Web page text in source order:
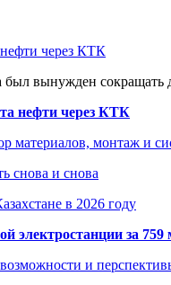
нефти через КТК
был вынужден
нефти через КТК
материалов, монтаж и
снова и снова
в 2026 году
электростанции за 759
и